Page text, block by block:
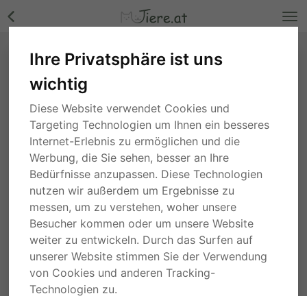
Ihre Privatsphäre ist uns
wichtig
Diese Website verwendet Cookies und
Targeting Technologien um Ihnen ein besseres
Internet-Erlebnis zu ermöglichen und die
Werbung, die Sie sehen, besser an Ihre
Bedürfnisse anzupassen. Diese Technologien
nutzen wir außerdem um Ergebnisse zu
messen, um zu verstehen, woher unsere
Besucher kommen oder um unsere Website
weiter zu entwickeln. Durch das Surfen auf
unserer Website stimmen Sie der Verwendung
von Cookies und anderen Tracking-
Technologien zu.